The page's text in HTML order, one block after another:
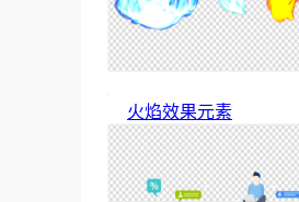
火焰效果元素